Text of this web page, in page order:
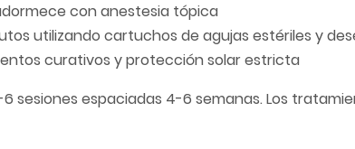
con anestesia tópica
utilizando cartuchos de agujas estériles y
curativos y protección solar estricta
sesiones espaciadas 4-6 semanas. Los